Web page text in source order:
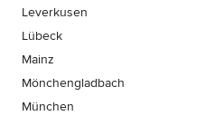
Leverkusen
Lübeck
Mainz
Mönchen­gladbach
München